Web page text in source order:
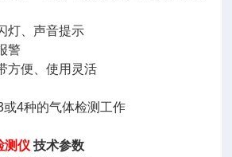
灯、声音提示
警
方便、使用灵活
4种的气体检测工作
测仪技术参数